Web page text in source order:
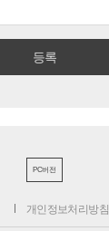
PC버전
개인정보처리방침